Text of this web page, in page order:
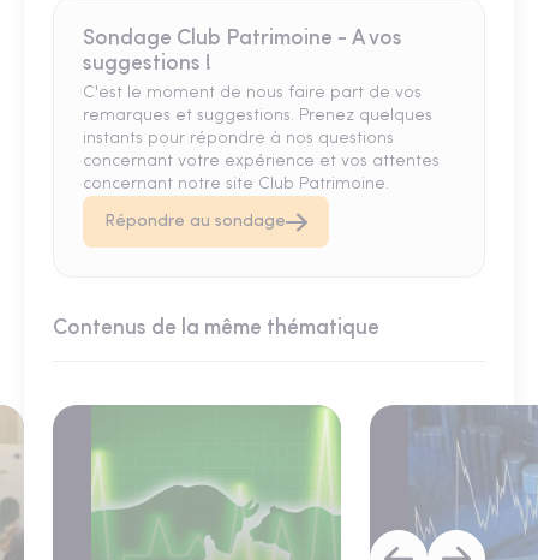
Sondage Club Patrimoine - A vos
suggestions !
C'est le moment de nous faire part de vos
remarques et suggestions. Prenez quelques
instants pour répondre à nos questions
concernant votre expérience et vos attentes
concernant notre site Club Patrimoine.
Répondre au sondage
Contenus de la même thématique